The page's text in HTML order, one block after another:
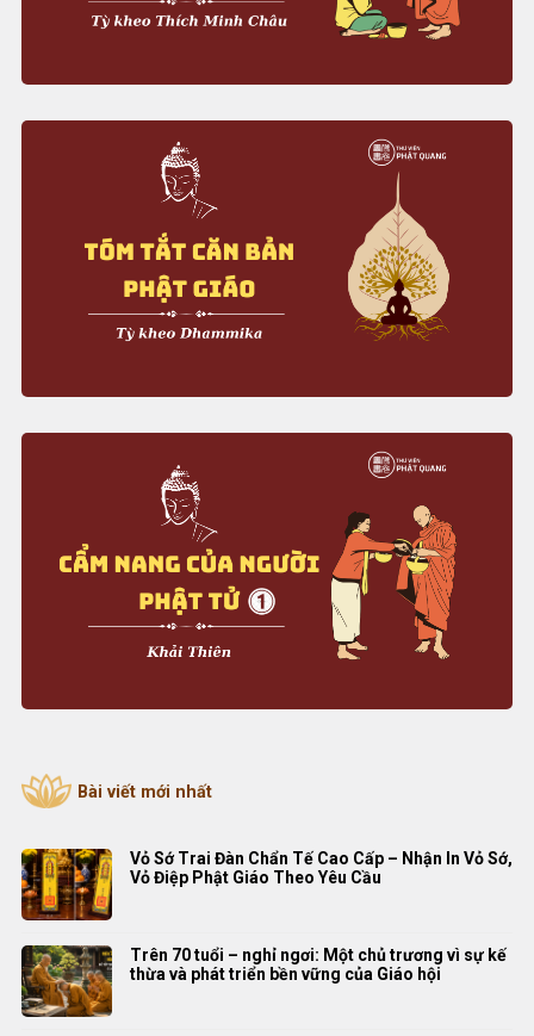
Bài viết mới nhất
Vỏ Sớ Trai Đàn Chẩn Tế Cao Cấp – Nhận In Vỏ Sớ,
Vỏ Điệp Phật Giáo Theo Yêu Cầu
Trên 70 tuổi – nghỉ ngơi: Một chủ trương vì sự kế
thừa và phát triển bền vững của Giáo hội